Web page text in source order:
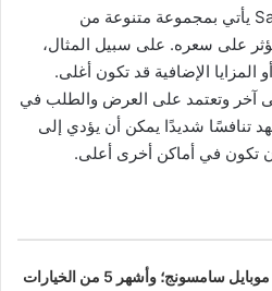
1. هاتف Samsung Galaxy A12 يأتي بمجموعة متنوعة من
على سعره. على سبيل المثال،
المزايا الإضافية قد تكون أغلى.
آخر وتعتمد على العرض والطلب في
تنافسًا شديدًا يمكن أن يؤدي إلى
تكون في أماكن أخرى أعلى.
سامسونج؛ وأشهر 5 من الخيارات